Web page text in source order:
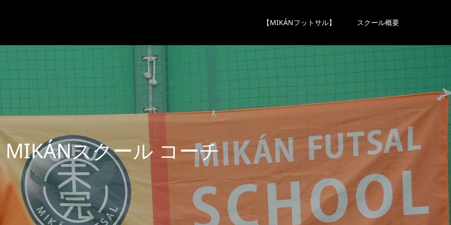
【MIKÁNフットサル】 スクール概要
KÁNスクールコーチブログ